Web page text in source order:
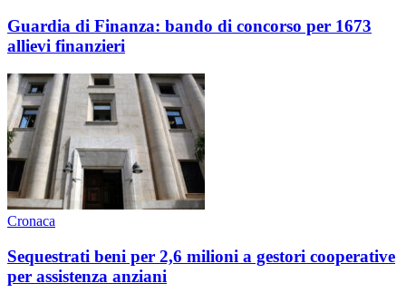
Guardia di Finanza: bando di concorso per 1673
allievi finanzieri
Cronaca
Sequestrati beni per 2,6 milioni a gestori cooperative
per assistenza anziani